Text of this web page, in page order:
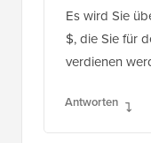
Es wird Sie
$, die Sie für
verdienen
Antworten